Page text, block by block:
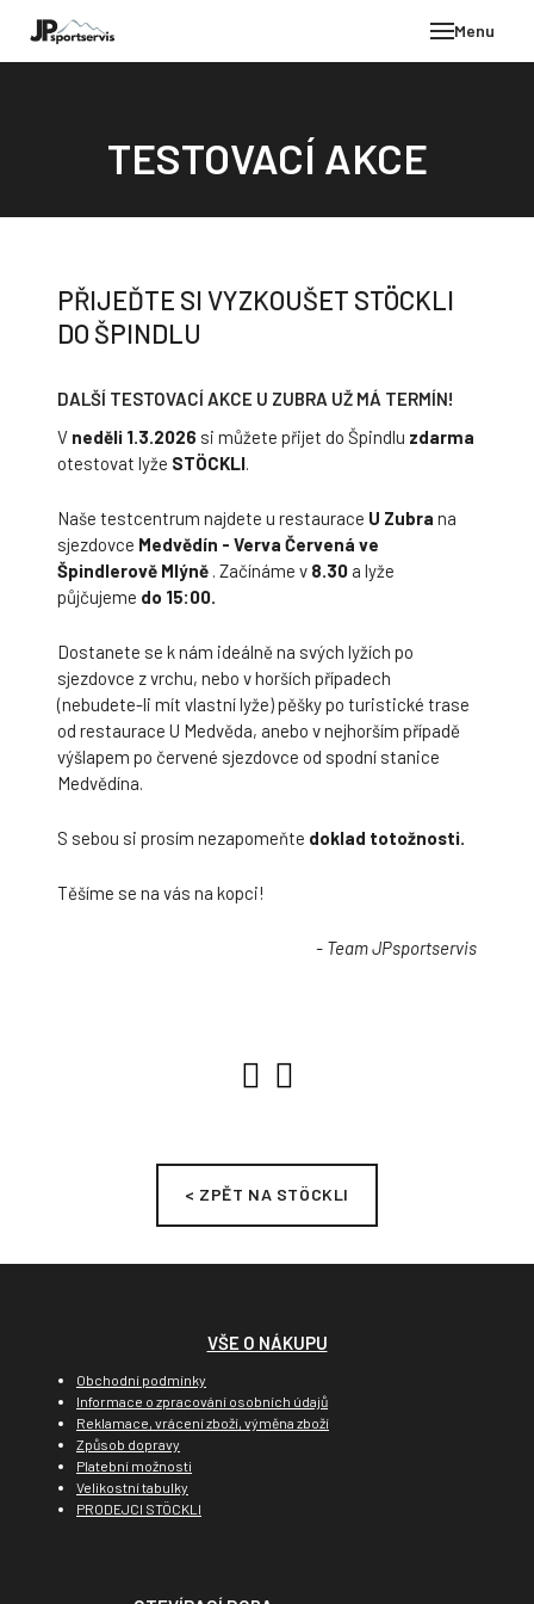
Menu
TESTOVACÍ AKCE
PŘIJEĎTE SI VYZKOUŠET STÖCKLI
DO ŠPINDLU
DALŠÍ TESTOVACÍ AKCE U ZUBRA UŽ MÁ TERMÍN!
V neděli 1.3.2026 si můžete přijet do Špindlu zdarma
otestovat lyže STÖCKLI.
Naše testcentrum najdete u restaurace U Zubra na
sjezdovce Medvědín - Verva Červená ve
Špindlerově Mlýně . Začínáme v 8.30 a lyže
půjčujeme do 15:00.
Dostanete se k nám ideálně na svých lyžích po
sjezdovce z vrchu, nebo v horších případech
(nebudete-li mít vlastní lyže) pěšky po turistické trase
od restaurace U Medvěda, anebo v nejhorším případě
výšlapem po červené sjezdovce od spodní stanice
Medvědína.
S sebou si prosím nezapomeňte doklad totožnosti.
Těšíme se na vás na kopci!
- Team JPsportservis
< ZPĚT NA STÖCKLI
VŠE O NÁKUPU
Obchodní podmínky
Informace o zpracování osobních údajů
Reklamace, vrácení zboží, výměna zboží
Způsob dopravy
Platební možnosti
Velikostní tabulky
PRODEJCI STÖCKLI